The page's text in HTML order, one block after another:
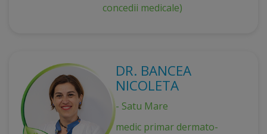
concedii medicale)
DR. BANCEA
NICOLETA
- Satu Mare
medic primar dermato-